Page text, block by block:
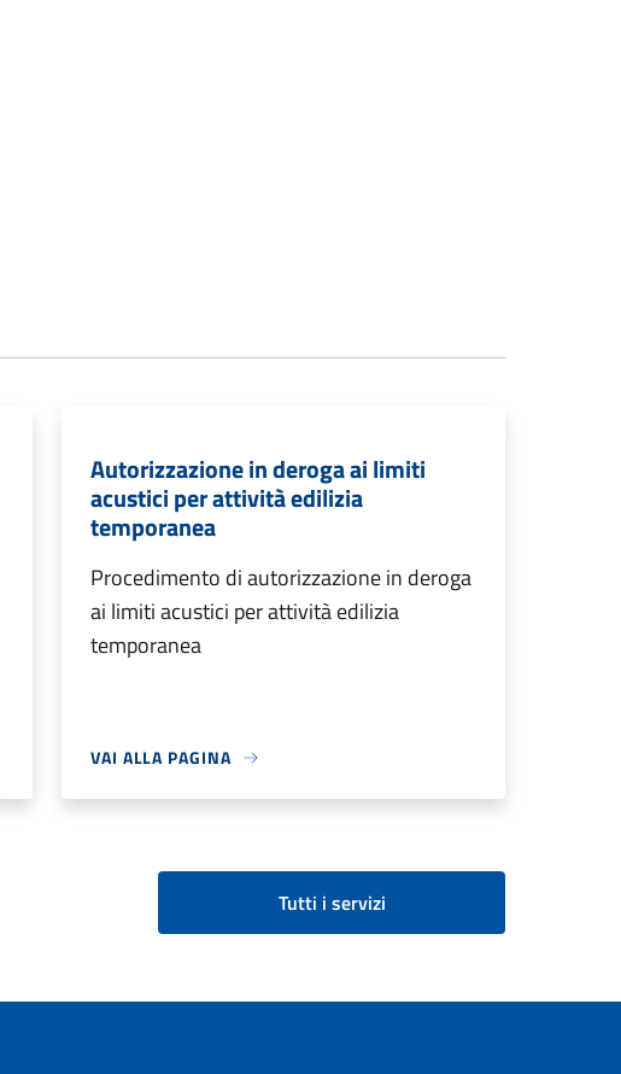
Autorizzazione in deroga ai limiti
acustici per attività edilizia
temporanea
Procedimento di autorizzazione in deroga
ai limiti acustici per attività edilizia
temporanea
VAI ALLA PAGINA
Tutti i servizi